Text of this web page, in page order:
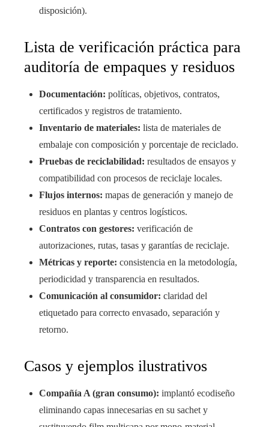
disposición).
Lista de verificación práctica para
auditoría de empaques y residuos
Documentación: políticas, objetivos, contratos,
certificados y registros de tratamiento.
Inventario de materiales: lista de materiales de
embalaje con composición y porcentaje de reciclado.
Pruebas de reciclabilidad: resultados de ensayos y
compatibilidad con procesos de reciclaje locales.
Flujos internos: mapas de generación y manejo de
residuos en plantas y centros logísticos.
Contratos con gestores: verificación de
autorizaciones, rutas, tasas y garantías de reciclaje.
Métricas y reporte: consistencia en la metodología,
periodicidad y transparencia en resultados.
Comunicación al consumidor: claridad del
etiquetado para correcto envasado, separación y
retorno.
Casos y ejemplos ilustrativos
Compañía A (gran consumo): implantó ecodiseño
eliminando capas innecesarias en su sachet y